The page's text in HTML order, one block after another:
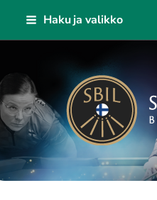
Siirry
Haku ja valikko